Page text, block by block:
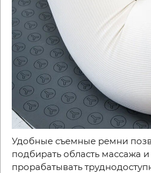
Удобные съемные ремни
подбирать область массажа
прорабатывать